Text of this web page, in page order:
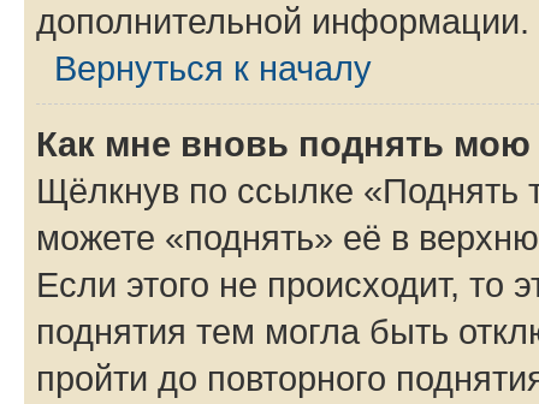
дополнительной информации.
Вернуться к началу
Как мне вновь поднять мою
Щёлкнув по ссылке «Поднять
можете «поднять» её в
Если этого не происходит, то
поднятия тем могла быть
пройти до повторного